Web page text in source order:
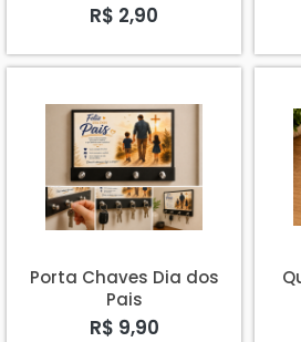
R$ 2,90
Porta Chaves Dia dos
Pais
R$ 9,90